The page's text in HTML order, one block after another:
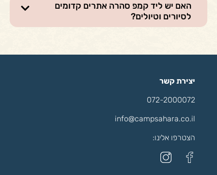
האם יש ליד קמפ סהרה אתרים קדומים
לסיורים וטיולים?
יצירת קשר
072-2000072
info@campsahara.co.il
הצטרפו אלינו: